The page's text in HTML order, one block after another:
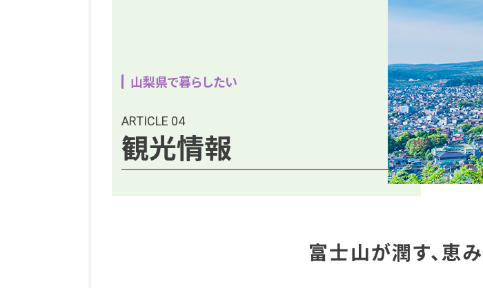
山梨県で暮らしたい
ARTICLE 04
観光情報
富士山が潤す、恵